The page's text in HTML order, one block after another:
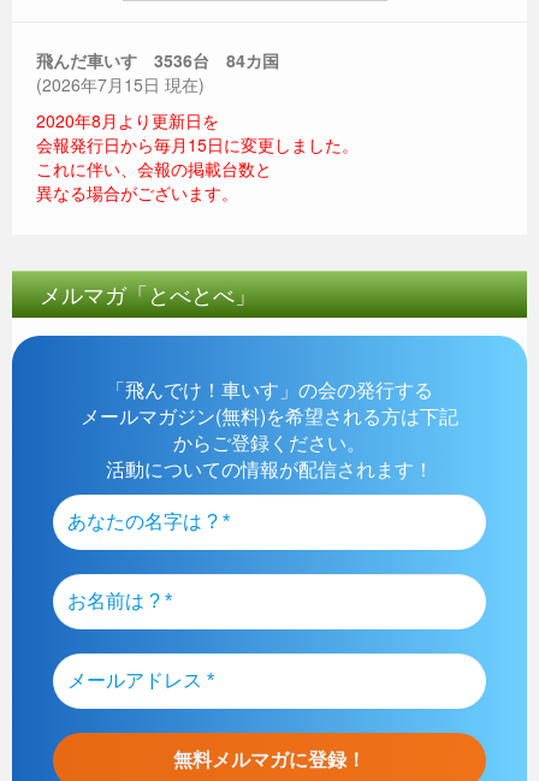
飛んだ車いす 3536台 84カ国
(2026年7月15日 現在)
2020年8月より更新日を
会報発行日から毎月15日に変更しました。
これに伴い、会報の掲載台数と
異なる場合がございます。
メルマガ「とべとべ」
「飛んでけ！車いす」の会の発行する
メールマガジン(無料)を希望される方は下記
からご登録ください。
活動についての情報が配信されます！